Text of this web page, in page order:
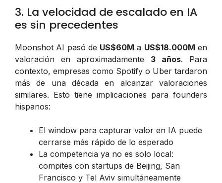
3. La velocidad de escalado en IA
es sin precedentes
Moonshot AI pasó de US$60M a US$18.000M en
valoración en aproximadamente 3 años. Para
contexto, empresas como Spotify o Uber tardaron
más de una década en alcanzar valoraciones
similares. Esto tiene implicaciones para founders
hispanos:
El window para capturar valor en IA puede
cerrarse más rápido de lo esperado
La competencia ya no es solo local:
compites con startups de Beijing, San
Francisco y Tel Aviv simultáneamente